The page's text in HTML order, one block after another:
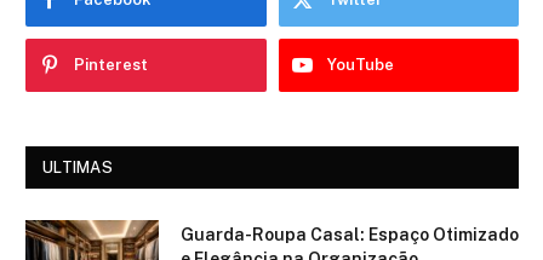
Pinterest YouTube
ULTIMAS
Guarda-Roupa Casal: Espaço Otimizado